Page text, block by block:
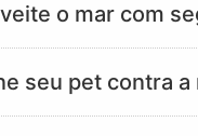
o mar com
seu pet contra a